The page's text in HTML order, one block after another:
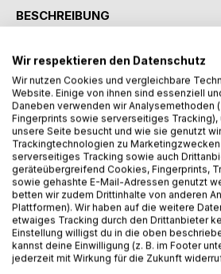
BESCHREIBUNG
The tower of Raziel follows 3 kids on
tower that stands between reality
creation, the land where dreams are
nightmares.
More information is available at :
https://regenassart.wixsite.com/
AUTOR/IN
PRESSESTIMMEN
Wir respektieren den Datenschutz
Wir nutzen Cookies und vergleichbare
Website. Einige von ihnen sind essenziell
Daneben verwenden wir Analysemethoden
Fingerprints sowie serverseitiges Tracking),
unsere Seite besucht und wie sie genutzt
Trackingtechnologien zu
serverseitiges Tracking sowie auch
geräteübergreifend Cookies, Fingerprints,
sowie gehashte E-Mail-Adressen genutzt
betten wir zudem Drittinhalte von anderen
Plattformen). Wir haben auf die weitere
etwaiges Tracking durch den Drittanbieter
Einstellung willigst du in die oben
kannst deine Einwilligung (z. B. im Footer
jederzeit mit Wirkung für die Zukunft